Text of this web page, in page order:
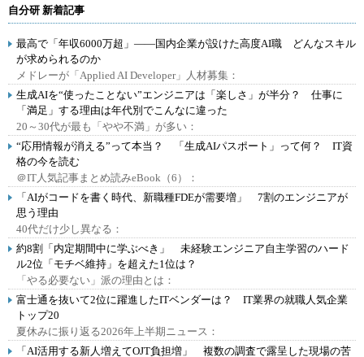
自分研 新着記事
最高で「年収6000万超」――国内企業が設けた高度AI職 どんなスキル
が求められるのか
メドレーが「Applied AI Developer」人材募集：
生成AIを“使ったことない”エンジニアは「楽しさ」が半分？ 仕事に
「満足」する理由は年代別でこんなに違った
20～30代が最も「やや不満」が多い：
“応用情報が消える”って本当？ 「生成AIパスポート」って何？ IT資
格の今を読む
＠IT人気記事まとめ読みeBook（6）：
「AIがコードを書く時代、新職種FDEが需要増」 7割のエンジニアが
思う理由
40代だけ少し異なる：
約8割「内定期間中に学ぶべき」 未経験エンジニア自主学習のハード
ル2位「モチベ維持」を超えた1位は？
「やる必要ない」派の理由とは：
富士通を抜いて2位に躍進したITベンダーは？ IT業界の就職人気企業
トップ20
夏休みに振り返る2026年上半期ニュース：
「AI活用する新人増えてOJT負担増」 複数の調査で露呈した現場の苦